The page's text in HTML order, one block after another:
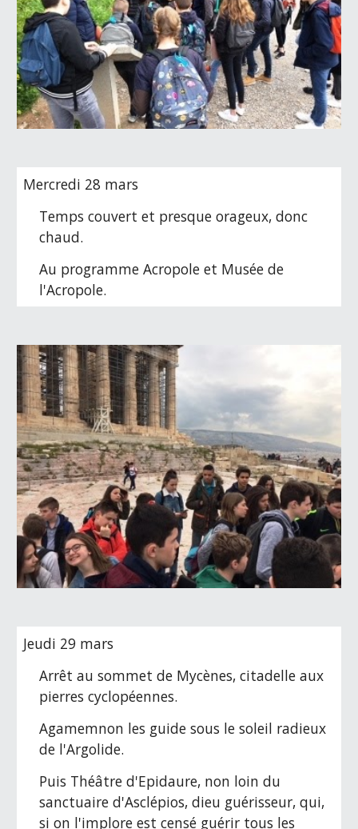
Mercredi 28 mars
Temps couvert et presque orageux, donc
chaud.
Au programme Acropole et Musée de
l'Acropole.
Jeudi 29 mars
Arrêt au sommet de Mycènes, citadelle aux
pierres cyclopéennes.
Agamemnon les guide sous le soleil radieux
de l'Argolide.
Puis Théâtre d'Epidaure, non loin du
sanctuaire d'Asclépios, dieu guérisseur, qui,
si on l'implore est censé guérir tous les